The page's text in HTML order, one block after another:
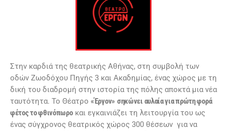
Στην καρδιά της θεατρικής Αθήνας, στη συμβολή των
οδών Ζωοδόχου Πηγής 3 και Ακαδημίας, ένας χώρος με τη
δική του διαδρομή στην ιστορία της πόλης αποκτά μια νέα
ταυτότητα. Το Θέατρο «Έργον» σηκώνει αυλαία για πρώτη φορά
φέτος το φθινόπωροκαι εγκαινιάζει τη λειτουργία του ως
ένας σύγχρονος θεατρικός χώρος 300 θέσεων για να